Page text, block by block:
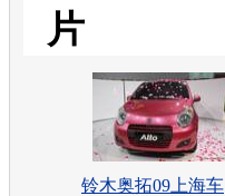
片
铃木奥拓09上海车